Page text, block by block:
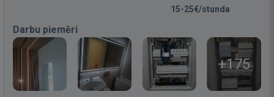
15-25€/stunda
Darbu piemēri
+175